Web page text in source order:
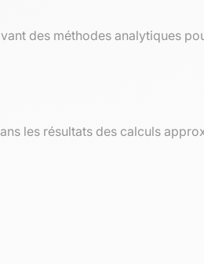
des méthodes analytiques
les résultats des calculs